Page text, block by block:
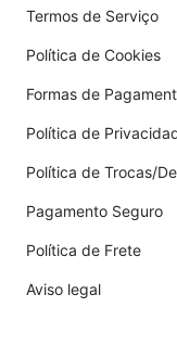
Termos de Serviço
Política de Cookies
Formas de
Política de
Política de Trocas/
Pagamento Seguro
Política de Frete
Aviso legal